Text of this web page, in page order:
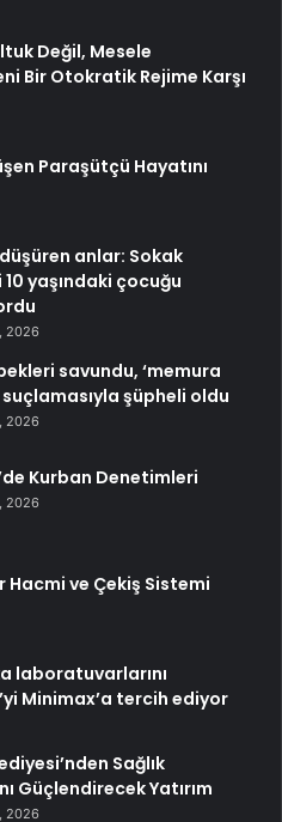
Değil, Mesele
Bir Otokratik Rejime Karşı
Paraşütçü Hayatını
anlar: Sokak
yaşındaki çocuğu
2026
savundu, ‘memura
suçlamasıyla şüpheli oldu
2026
Kurban Denetimleri
2026
Hacmi ve Çekiş Sistemi
laboratuvarlarını
Minimax’a tercih ediyor
Sağlık
Güçlendirecek Yatırım
2026